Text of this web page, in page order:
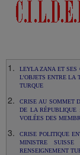
LEYLA ZANA ET SES
L’OBJETS ENTRE LA
TURQUE
CRISE AU SOMMET
DE LA RÉPUBLIQUE
VOILÉES DES
CRISE POLITIQUE
MINISTRE
RENSEIGNEMENT